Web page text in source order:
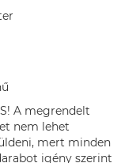
A megrendelt
nem lehet
mert minden
igény szerint